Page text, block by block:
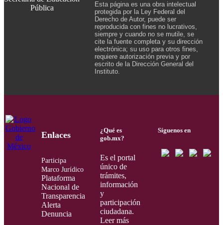
Esta página es una obra intelectual
protegida por la Ley Federal del
Derecho de Autor, puede ser
reproducida con fines no lucrativos,
siempre y cuando no se mutile, se
cite la fuente completa y su dirección
electrónica; su uso para otros fines,
requiere autorización previa y por
escrito de la Dirección General del
Instituto.
Enlaces
Participa
Marco Jurídico
Plataforma
Nacional de
Transparencia
Alerta
Denuncia
¿Qué es
gob.mx?
Es el portal
único de
trámites,
información
y
participación
ciudadana.
Leer más
Síguenos en